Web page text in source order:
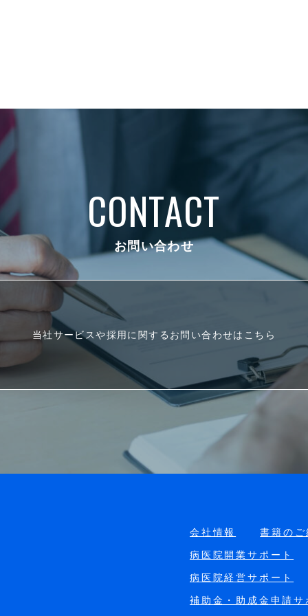
CONTACT
お問い合わせ
当社サービスや採用に関するお問い合わせはこちら
会社情報 書籍の
病医院開業サポート
病医院経営サポート
補助金・助成金申請サ